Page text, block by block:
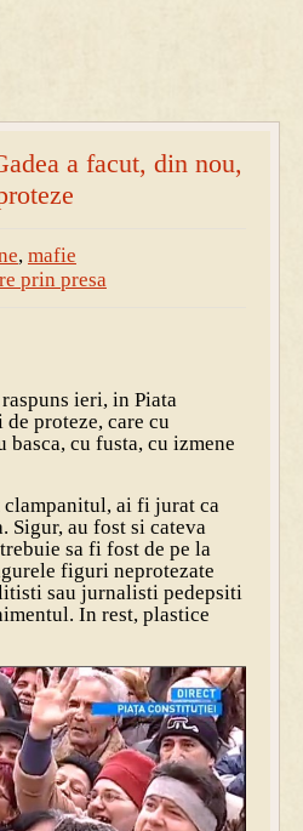
a facut, din nou,
, mafie
prin presa
ieri, in Piata
proteze, care cu
basca, cu fusta, cu izmene
ai fi jurat ca
Sigur, au fost si cateva
sa fi fost de pe la
figuri neprotezate
sau jurnalisti pedepsiti
In rest, plastice